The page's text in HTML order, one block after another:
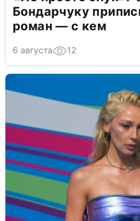
Бондарчуку
роман — с кем
6 августа 12